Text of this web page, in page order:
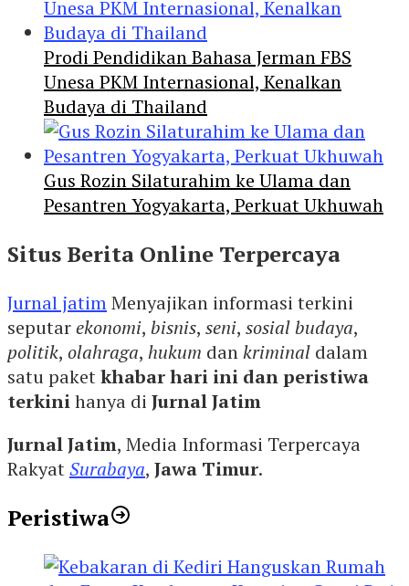
Prodi Pendidikan Bahasa Jerman FBS
Unesa PKM Internasional, Kenalkan
Budaya di Thailand
Gus Rozin Silaturahim ke Ulama dan
Pesantren Yogyakarta, Perkuat Ukhuwah
Situs Berita Online Terpercaya
Jurnal jatimMenyajikan informasi terkini
seputarekonomi, bisnis, seni, sosial budaya,
politik, olahraga, hukum dankriminal dalam
satu paketkhabar hari ini dan peristiwa
terkinihanya di Jurnal Jatim
Jurnal Jatim, Media Informasi Terpercaya
RakyatSurabaya, Jawa Timur.
Peristiwa